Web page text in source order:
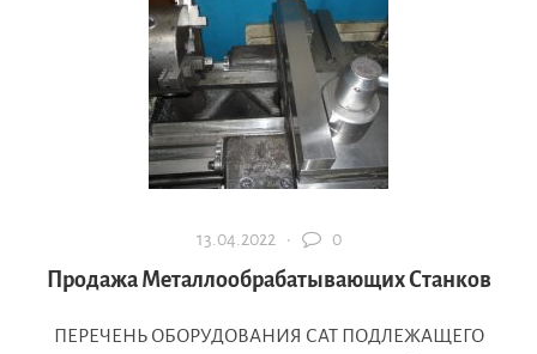
13.04.2022 · 0
Продажа Металлообрабатывающих Станков
ПЕРЕЧЕНЬ ОБОРУДОВАНИЯ САТ ПОДЛЕЖАЩЕГО